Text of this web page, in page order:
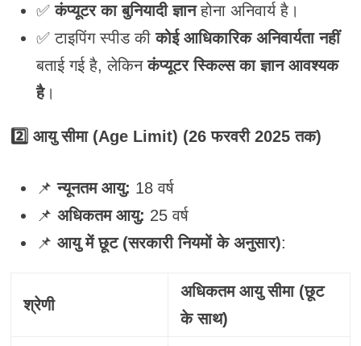
✅कंप्यूटर का बुनियादी ज्ञानहोना अनिवार्य है।
✅ टाइपिंग स्पीड कीकोई आधिकारिक अनिवार्यता नहीं
बताई गई है, लेकिनकंप्यूटर स्किल्स का ज्ञान आवश्यक
है।
2️⃣ आयु सीमा (Age Limit) (26 फरवरी 2025 तक)
📌न्यूनतम आयु: 18 वर्ष
📌 अधिकतम आयु: 25 वर्ष
📌 आयु में छूट (सरकारी नियमों के अनुसार):
श्रेणी
अधिकतम आयु सीमा (छूट
के साथ)